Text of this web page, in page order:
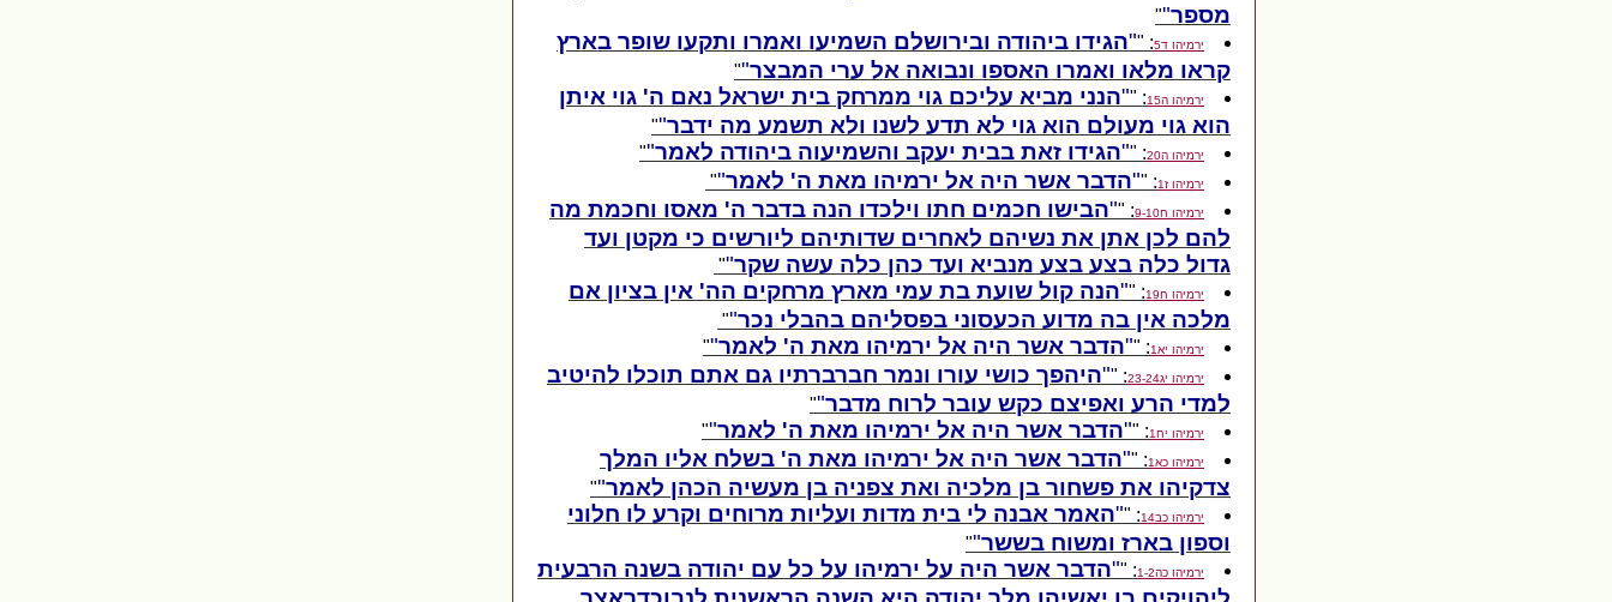
מספר "
ירמיהו ד5 : " הגידו ביהודה ובירושלם השמיעו ואמרו ותקעו שופר בארץ
קראו מלאו ואמרו האספו ונבואה אל ערי המבצר "
ירמיהו ה15 : " הנני מביא עליכם גוי ממרחק בית ישראל נאם ה' גוי איתן
הוא גוי מעולם הוא גוי לא תדע לשנו ולא תשמע מה ידבר "
ירמיהו ה20 : " הגידו זאת בבית יעקב והשמיעוה ביהודה לאמר "
ירמיהו ז1 : " הדבר אשר היה אל ירמיהו מאת ה' לאמר "
ירמיהו ח9-10 : " הבישו חכמים חתו וילכדו הנה בדבר ה' מאסו וחכמת מה
להם לכן אתן את נשיהם לאחרים שדותיהם ליורשים כי מקטן ועד
גדול כלה בצע בצע מנביא ועד כהן כלה עשה שקר "
ירמיהו ח19 : " הנה קול שועת בת עמי מארץ מרחקים הה' אין בציון אם
מלכה אין בה מדוע הכעסוני בפסליהם בהבלי נכר "
ירמיהו יא1 : " הדבר אשר היה אל ירמיהו מאת ה' לאמר "
ירמיהו יג23-24 : " היהפך כושי עורו ונמר חברברתיו גם אתם תוכלו להיטיב
למדי הרע ואפיצם כקש עובר לרוח מדבר "
ירמיהו יח1 : " הדבר אשר היה אל ירמיהו מאת ה' לאמר "
ירמיהו כא1 : " הדבר אשר היה אל ירמיהו מאת ה' בשלח אליו המלך
צדקיהו את פשחור בן מלכיה ואת צפניה בן מעשיה הכהן לאמר "
ירמיהו כב14 : " האמר אבנה לי בית מדות ועליות מרוחים וקרע לו חלוני
וספון בארז ומשוח בששר "
ירמיהו כה1-2 : " הדבר אשר היה על ירמיהו על כל עם יהודה בשנה הרבעית